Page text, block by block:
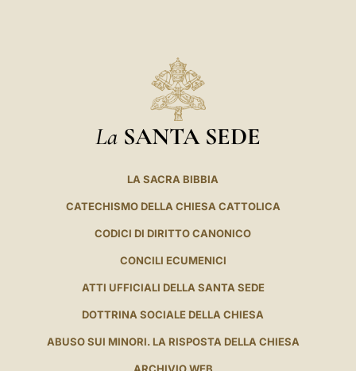
La SANTA SEDE
LA SACRA BIBBIA
CATECHISMO DELLA CHIESA CATTOLICA
CODICI DI DIRITTO CANONICO
CONCILI ECUMENICI
ATTI UFFICIALI DELLA SANTA SEDE
DOTTRINA SOCIALE DELLA CHIESA
ABUSO SUI MINORI. LA RISPOSTA DELLA CHIESA